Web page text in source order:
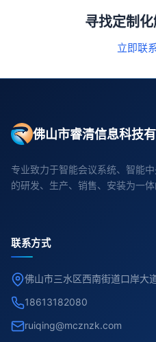
寻找定制化
立即联
佛山市睿清信息科技
专业致力于智能会议系统、智能
的研发、生产、销售、安装为一体
联系方式
佛山市三水区西南街道口岸大
18613182080
ruiqing@mcznzk.com